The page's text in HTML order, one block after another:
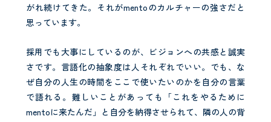
がれ続けてきた。それがmentoのカルチャーの強さだと
思っています。
採用でも大事にしているのが、ビジョンへの共感と誠実
さです。言語化の抽象度は人それぞれでいい。でも、な
ぜ自分の人生の時間をここで使いたいのかを自分の言葉
で語れる。難しいことがあっても「これをやるために
mentoに来たんだ」と自分を納得させられて、隣の人の背